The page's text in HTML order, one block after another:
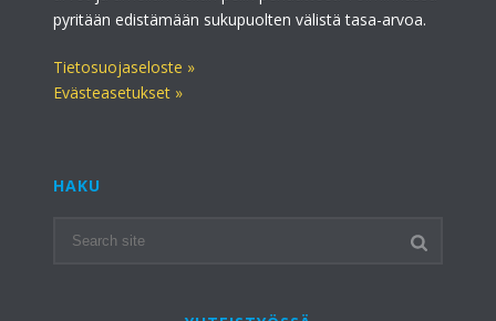
pyritään edistämään sukupuolten välistä tasa-arvoa.
Tietosuojaseloste »
Evästeasetukset »
HAKU